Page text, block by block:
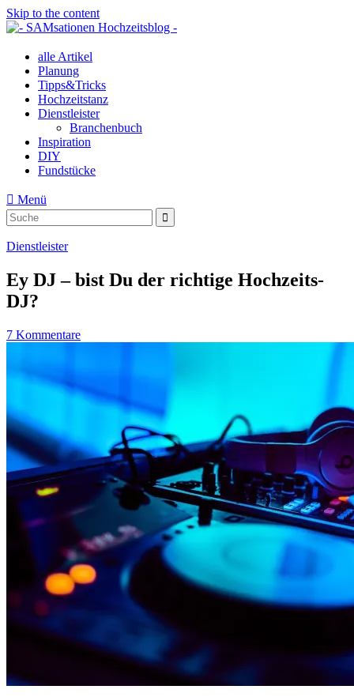
Skip to the content
alle Artikel
Planung
Tipps&Tricks
Hochzeitstanz
Dienstleister
Branchenbuch
Inspiration
DIY
Fundstücke
Menü
Suche
nach:
Dienstleister
Ey DJ – bist Du der richtige Hochzeits-
DJ?
7 Kommentare